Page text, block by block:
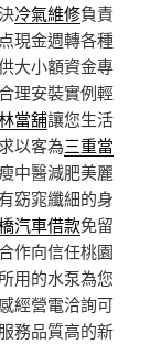
冷氣維修負責
現金週轉各種
大小額資金專
理安裝實例輕
當舖讓您生活
以客為三重當
中醫減肥美麗
窈窕纖細的身
汽車借款免留
作向信任桃園
用的水泵為您
經營電洽詢可
服務品質高的新